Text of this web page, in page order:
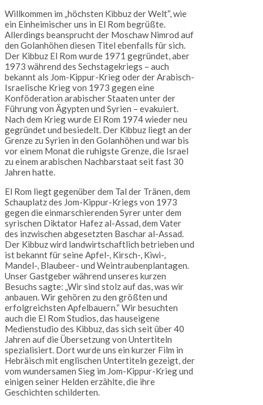
Willkommen im „höchsten Kibbuz der Welt“, wie
ein Einheimischer uns in El Rom begrüßte.
Allerdings beansprucht der Moschaw Nimrod auf
den Golanhöhen diesen Titel ebenfalls für sich.
Der Kibbuz El Rom wurde 1971 gegründet, aber
1973 während des Sechstagekriegs – auch
bekannt als Jom-Kippur-Krieg oder der Arabisch-
Israelische Krieg von 1973 gegen eine
Konföderation arabischer Staaten unter der
Führung von Ägypten und Syrien – evakuiert.
Nach dem Krieg wurde El Rom 1974 wieder neu
gegründet und besiedelt. Der Kibbuz liegt an der
Grenze zu Syrien in den Golanhöhen und war bis
vor einem Monat die ruhigste Grenze, die Israel
zu einem arabischen Nachbarstaat seit fast 30
Jahren hatte.
El Rom liegt gegenüber dem Tal der Tränen, dem
Schauplatz des Jom-Kippur-Kriegs von 1973
gegen die einmarschierenden Syrer unter dem
syrischen Diktator Hafez al-Assad, dem Vater
des inzwischen abgesetzten Baschar al-Assad.
Der Kibbuz wird landwirtschaftlich betrieben und
ist bekannt für seine Apfel-, Kirsch-, Kiwi-,
Mandel-, Blaubeer- und Weintraubenplantagen.
Unser Gastgeber während unseres kurzen
Besuchs sagte: „Wir sind stolz auf das, was wir
anbauen. Wir gehören zu den größten und
erfolgreichsten Apfelbauern.“ Wir besuchten
auch die El Rom Studios, das hauseigene
Medienstudio des Kibbuz, das sich seit über 40
Jahren auf die Übersetzung von Untertiteln
spezialisiert. Dort wurde uns ein kurzer Film in
Hebräisch mit englischen Untertiteln gezeigt, der
vom wundersamen Sieg im Jom-Kippur-Krieg und
einigen seiner Helden erzählte, die ihre
Geschichten schilderten.